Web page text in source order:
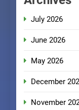
July 2026
June 2026
May 2026
December
November